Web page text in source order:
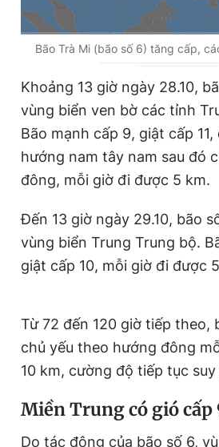
C
r
r
T
i
m
0:00 / D
a
n
2:43
Bão Trà Mi (bão số 6) tăng cấp,
Khoảng 13 giờ ngày 28.10,
vùng biển ven bờ các tỉnh
Bão mạnh cấp 9, giật cấp
hướng nam tây nam sau đó
đông, mỗi giờ đi được 5 km.
Đến 13 giờ ngày 29.10, bão
vùng biển Trung Trung bộ.
giật cấp 10, mỗi giờ đi được
Từ 72 đến 120 giờ tiếp theo,
chủ yếu theo hướng đông
10 km, cường độ tiếp tục
Miền Trung có gió cấp
Do tác động của bão số 6,